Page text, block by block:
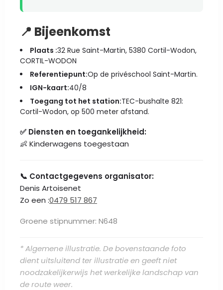
📍 Bijeenkomst
Plaats :32 Rue Saint-Martin, 5380 Cortil-Wodon,
CORTIL-WODON
Referentiepunt:Op de privéschool Saint-Martin.
IGN-kaart:40/8
Toegang tot het station:TEC-bushalte 821:
Cortil-Wodon, op 500 meter afstand.
✅ Diensten en toegankelijkheid:
👶 Kinderwagens toegestaan
📞 Contactgegevens organisator:
Denis Artoisenet
Zo een :0479 517 867
Groene stipnummer: N648
* Algemene illustratie. De bovenstaande foto
dient uitsluitend ter illustratie en geeft niet
noodzakelijkerwijs het werkelijke landschap van
de route weer.